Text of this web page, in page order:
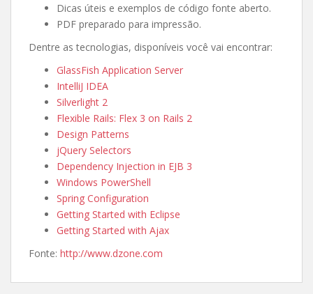
Dicas úteis e exemplos de código fonte aberto.
PDF preparado para impressão.
Dentre as tecnologias, disponíveis você vai encontrar:
GlassFish Application Server
IntelliJ IDEA
Silverlight 2
Flexible Rails: Flex 3 on Rails 2
Design Patterns
jQuery Selectors
Dependency Injection in EJB 3
Windows PowerShell
Spring Configuration
Getting Started with Eclipse
Getting Started with Ajax
Fonte: http://www.dzone.com